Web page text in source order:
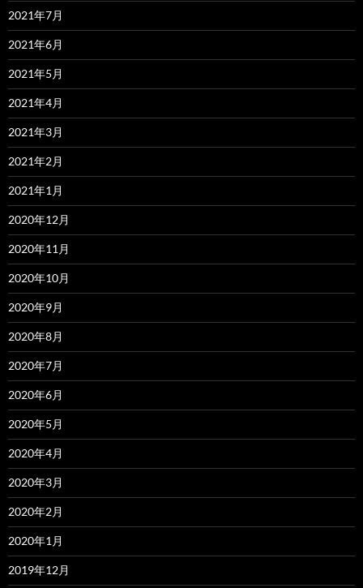
2021年7月
2021年6月
2021年5月
2021年4月
2021年3月
2021年2月
2021年1月
2020年12月
2020年11月
2020年10月
2020年9月
2020年8月
2020年7月
2020年6月
2020年5月
2020年4月
2020年3月
2020年2月
2020年1月
2019年12月